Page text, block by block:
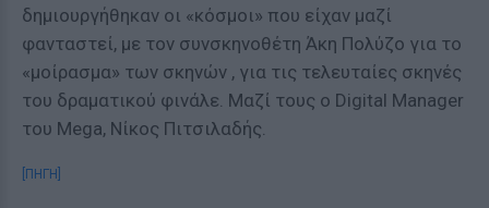
δημιουργήθηκαν οι «κόσμοι» που είχαν μαζί
φανταστεί, με τον συνσκηνοθέτη Άκη Πολύζο για το
«μοίρασμα» των σκηνών , για τις τελευταίες σκηνές
του δραματικού φινάλε. Μαζί τους ο Digital Manager
του Mega, Νίκος Πιτσιλαδής.
[ΠΗΓΗ]